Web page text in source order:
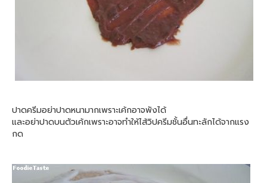
ปาดครีมอย่าปาดหนามากเพราะเค้กอาจพังได้
และอย่าปาดบนตัวเค้กเพราะอาจทำให้ไส้วิปครีมชั้นอื่นทะลักได้จากแรง
กด